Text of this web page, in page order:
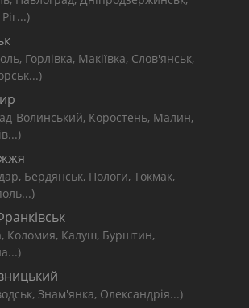
Горлівка, Макіївка, Слов'янськ,
Волинський, Коростень, Малин,
Бердянськ, Пологи, Токмак,
Коломия, Калуш, Бурштин,
Знам'янка, Олександрія...)